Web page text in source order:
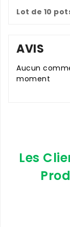
Lot de 10
AVIS
Aucun
moment
Les